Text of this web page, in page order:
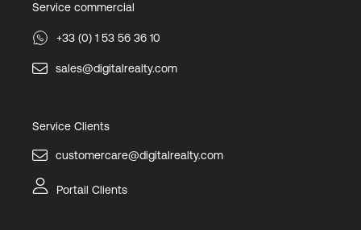
Service commercial
+33 (0) 1 53 56 36 10
sales@digitalrealty.com
Service Clients
customercare@digitalrealty.com
Portail Clients